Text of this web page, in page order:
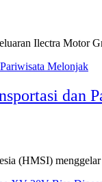
Ilectra
dan
(HMSI)